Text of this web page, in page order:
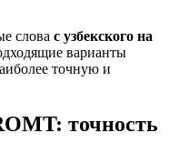
слова с узбекского на
варианты
точную и
точность